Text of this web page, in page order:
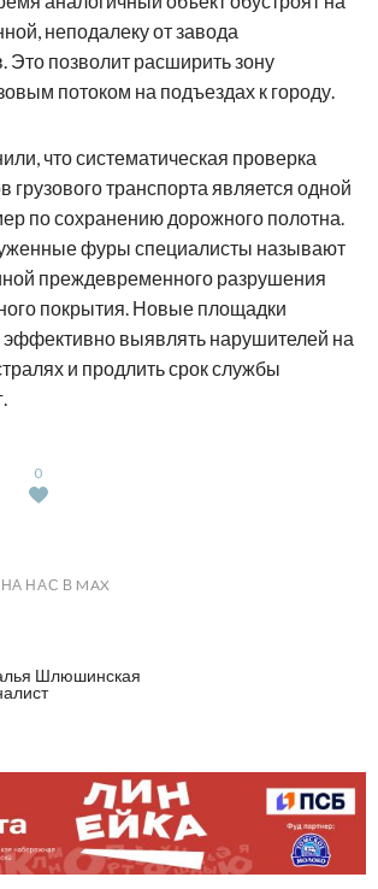
неподалеку от завода
Это позволит расширить зону
потоком на подъездах к городу.
что систематическая проверка
грузового транспорта является одной
по сохранению дорожного полотна.
фуры специалисты называют
преждевременного разрушения
покрытия. Новые площадки
эффективно выявлять нарушителей на
и продлить срок службы
0
НАС В MAX
Шлюшинская